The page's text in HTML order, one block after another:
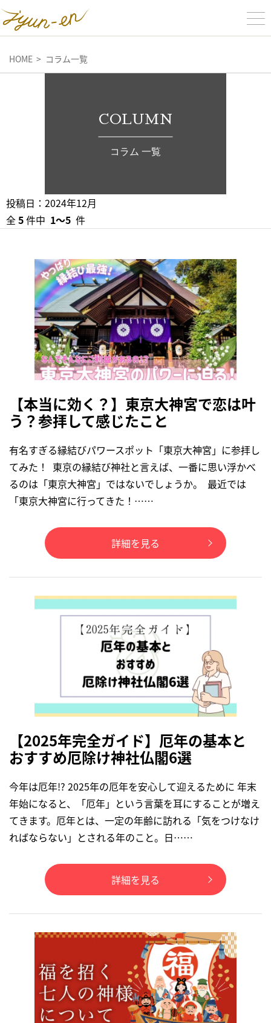
HOME コラム一覧
COLUMN
コラム 一覧
投稿日：2024年12月
全5件中 1〜5 件
【本当に効く？】東京大神宮で恋は叶
う？参拝して感じたこと
有名すぎる縁結びパワースポット「東京大神宮」に参拝し
てみた！ 東京の縁結び神社と言えば、一番に思い浮かべ
るのは「東京大神宮」ではないでしょうか。 最近では
「東京大神宮に行ってきた！……
詳細を見る
【2025年完全ガイド】厄年の基本と
おすすめ厄除け神社仏閣6選
今年は厄年!? 2025年の厄年を安心して迎えるために 年末
年始になると、「厄年」という言葉を耳にすることが増え
てきます。厄年とは、一定の年齢に訪れる「気をつけなけ
ればならない」とされる年のこと。日……
詳細を見る